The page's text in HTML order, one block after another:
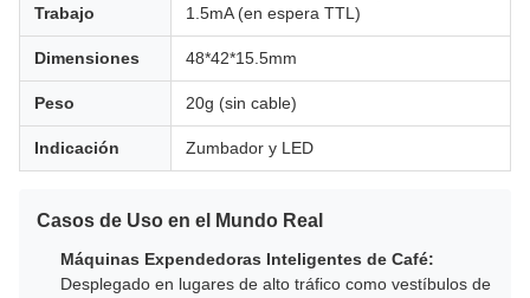
Trabajo
1.5mA (en espera TTL)
Dimensiones 48*42*15.5mm
Peso 20g (sin cable)
Indicación Zumbador y LED
Casos de Uso en el Mundo Real
Máquinas Expendedoras Inteligentes de Café:
Desplegado en lugares de alto tráfico como vestíbulos de